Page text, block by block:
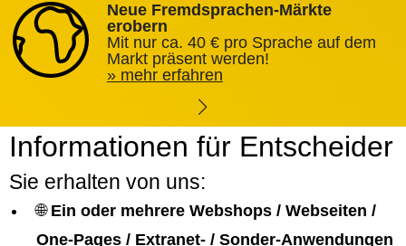
Neue Fremdsprachen-Märkte
erobern
Mit nur ca. 40 € pro Sprache auf dem
Markt präsent werden!
mehr erfahren
Informationen für Entscheider
Sie erhalten von uns:
🌐 Ein oder mehrere Webshops / Webseiten /
One-Pages / Extranet- / Sonder-Anwendungen